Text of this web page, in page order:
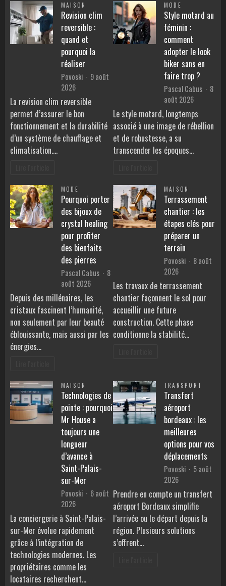
MAISON
Revision clim
reversible :
quand et
pourquoi la
réaliser
Povoski
9 août
2026
La revision clim reversible
permet d’assurer le bon
fonctionnement et la durabilité
d’un système de chauffage et
climatisation.…
MODE
Style motard au
féminin :
comment
adopter le look
biker sans en
faire trop ?
Pascal Cabus
8
août 2026
Le style motard, longtemps
associé à une image de rébellion
et de robustesse, a su
transcender les époques…
MODE
Pourquoi porter
des bijoux de
crystal healing
pour profiter
des bienfaits
des pierres
Pascal Cabus
8
août 2026
Depuis des millénaires, les
cristaux fascinent l’humanité,
non seulement par leur beauté
éblouissante, mais aussi par les
énergies…
MAISON
Terrassement
chantier : les
étapes clés pour
préparer un
terrain
Povoski
8 août
2026
Les travaux de terrassement
chantier façonnent le sol pour
accueillir une future
construction. Cette phase
conditionne la stabilité…
MAISON
Technologies de
pointe : pourquoi
Mr House a
toujours une
longueur
d’avance à
Saint-Palais-
sur-Mer
Povoski
6 août
2026
La conciergerie à Saint-Palais-
sur-Mer évolue rapidement
grâce à l’intégration de
technologies modernes. Les
propriétaires comme les
locataires recherchent…
TRANSPORT
Transfert
aéroport
bordeaux : les
meilleures
options pour vos
déplacements
Povoski
5 août
2026
Prendre en compte un transfert
aéroport Bordeaux simplifie
l’arrivée ou le départ depuis la
région. Plusieurs solutions
s’offrent…